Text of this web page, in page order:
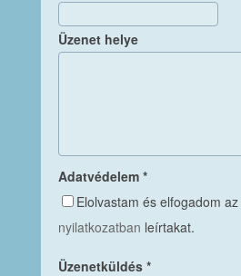
Üzenet helye
Adatvédelem *
Elolvastam és elfogadom az
nyilatkozatban leírtakat.
Üzenetküldés *